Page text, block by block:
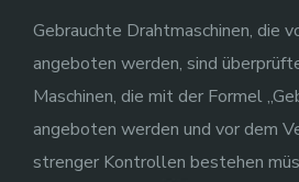
Gebrauchte Drahtmaschinen, die
angeboten werden, sind
Maschinen, die mit der Formel
angeboten werden und vor dem
strenger Kontrollen bestehen